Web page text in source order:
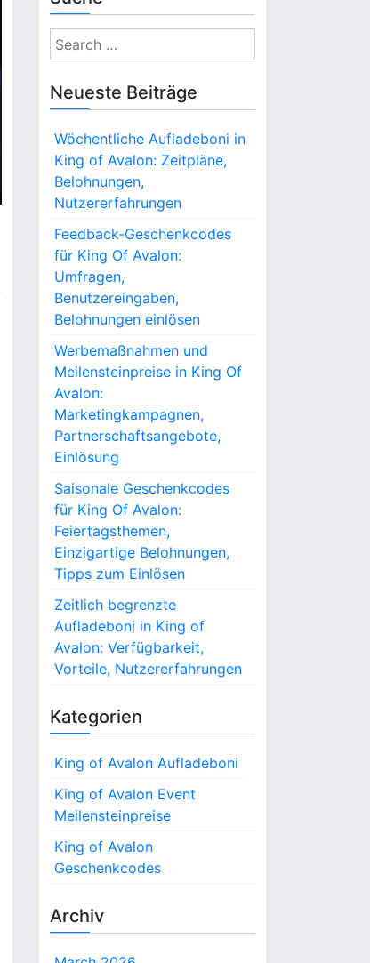
S
e
a
r
h
o
Neueste Beiträge
Wöchentliche Aufladeboni in
King of Avalon: Zeitpläne,
Belohnungen,
Nutzererfahrungen
Feedback-Geschenkcodes
für King Of Avalon:
Umfragen,
Benutzereingaben,
Belohnungen einlösen
Werbemaßnahmen und
Meilensteinpreise in King Of
Avalon:
Marketingkampagnen,
Partnerschaftsangebote,
Einlösung
Saisonale Geschenkcodes
für King Of Avalon:
Feiertagsthemen,
Einzigartige Belohnungen,
Tipps zum Einlösen
Zeitlich begrenzte
Aufladeboni in King of
Avalon: Verfügbarkeit,
Vorteile, Nutzererfahrungen
Kategorien
King of Avalon Aufladeboni
King of Avalon Event
Meilensteinpreise
King of Avalon
Geschenkcodes
Archiv